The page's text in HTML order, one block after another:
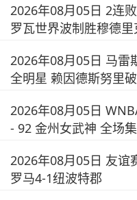
2026年08月05日 2连
罗瓦世界波制胜穆德
2026年08月05日 马雷
全明星 赖因德斯努里
2026年08月05日
- 92 金州女武神 全场
2026年08月05日 友谊
罗马4-1纽波特郡